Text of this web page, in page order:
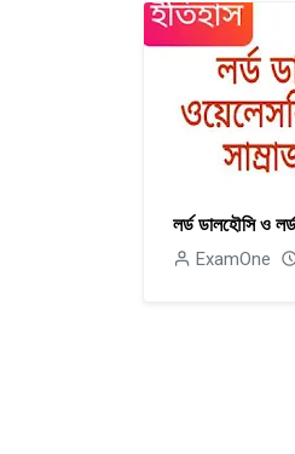
লর্ড ডালহৌসি ও
ExamOne